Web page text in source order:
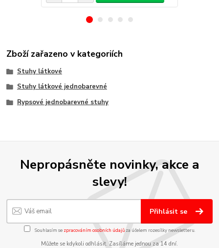
Zboží zařazeno v kategoriích
Stuhy látkové
Stuhy látkové jednobarevné
Rypsové jednobarevné stuhy
Nepropásněte novinky, akce a
slevy!
Přihlásit se
Souhlasím se zpracováním osobních údajůza účelem rozesílky newsletteru.
Můžete se kdykoli odhlásit. Zasíláme jednou za 14 dní.